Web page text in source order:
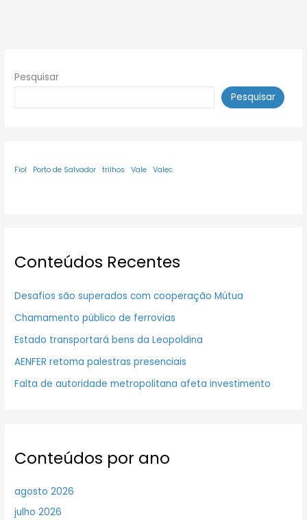
Pesquisar
Pesquisar
Fiol Porto de Salvador trilhos Vale Valec
Conteúdos Recentes
Desafios são superados com cooperação Mútua
Chamamento público de ferrovias
Estado transportará bens da Leopoldina
AENFER retoma palestras presenciais
Falta de autoridade metropolitana afeta investimento
Conteúdos por ano
agosto 2026
julho 2026